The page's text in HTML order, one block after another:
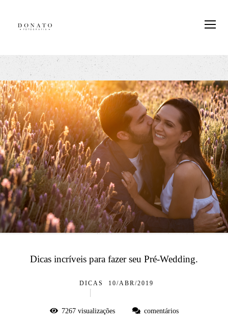
DICAS 10/ABR/2019
Dicas incríveis para fazer seu Pré-Wedding.
7267visualizações comentários